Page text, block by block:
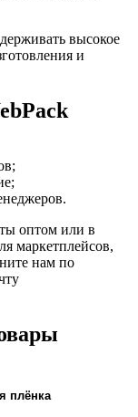
высокое
и
оптом или в
маркетплейсов,
нам по
плёнка